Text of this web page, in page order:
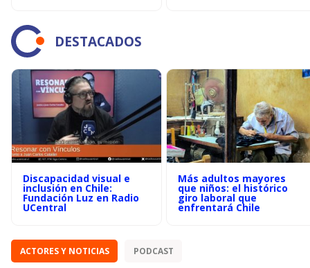
DESTACADOS
Discapacidad visual e
inclusión en Chile:
Fundación Luz en Radio
UCentral
Más adultos mayores
que niños: el histórico
giro laboral que
enfrentará Chile
ACTORES Y NOTICIAS PODCAST